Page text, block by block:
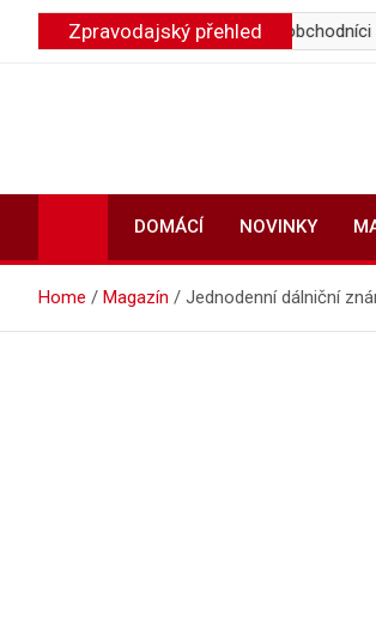
Zpravodajský přehled
online nakupování, obchodníci se připravují
DOMÁCÍ NOVINKY
Home Magazín Jednodenní dálniční